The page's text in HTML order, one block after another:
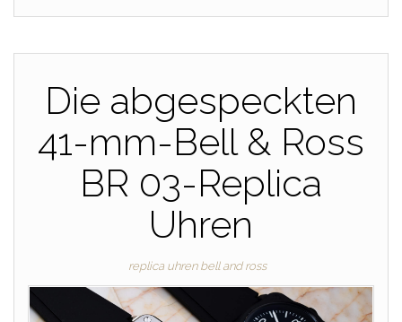
Die abgespeckten
41-mm-Bell & Ross
BR 03-Replica
Uhren
replica uhren bell and ross